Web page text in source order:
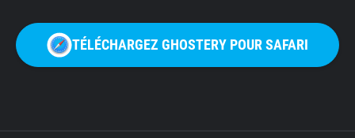
TÉLÉCHARGEZ GHOSTERY POUR SAFARI